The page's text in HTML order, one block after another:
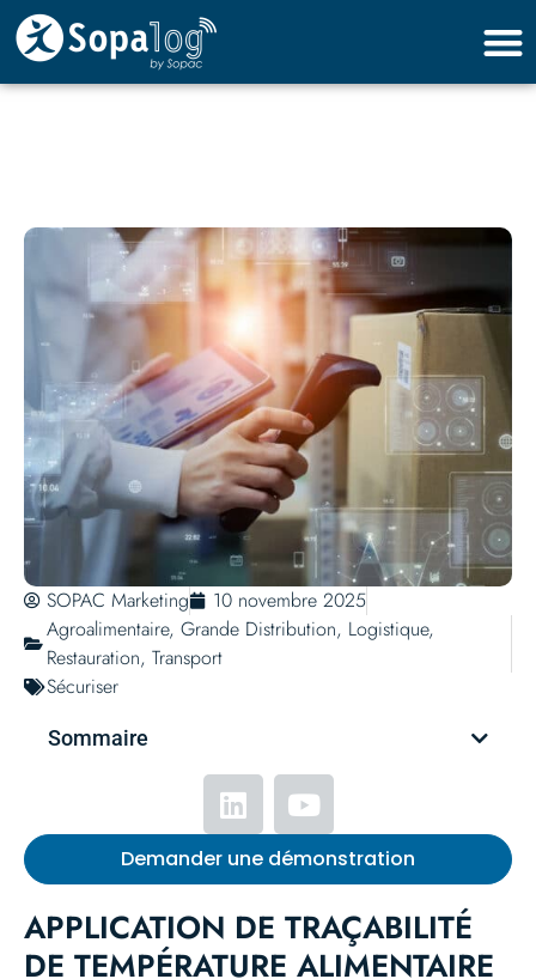
SOPAC Marketing
10 novembre 2025
Agroalimentaire, Grande Distribution, Logistique,
Restauration, Transport
Sécuriser
Sommaire
Demander une démonstration
APPLICATION DE TRAÇABILITÉ
DE TEMPÉRATURE ALIMENTAIRE